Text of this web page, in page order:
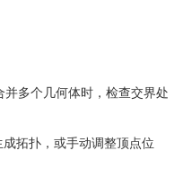
多个几何体时，检查交界处
拓扑，或手动调整顶点位